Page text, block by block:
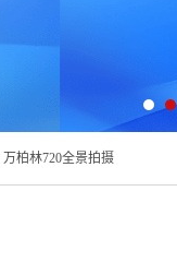
万柏林720全景拍摄